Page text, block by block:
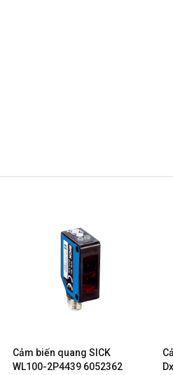
Cảm biến quang SICK
WL100-2P4439 6052362